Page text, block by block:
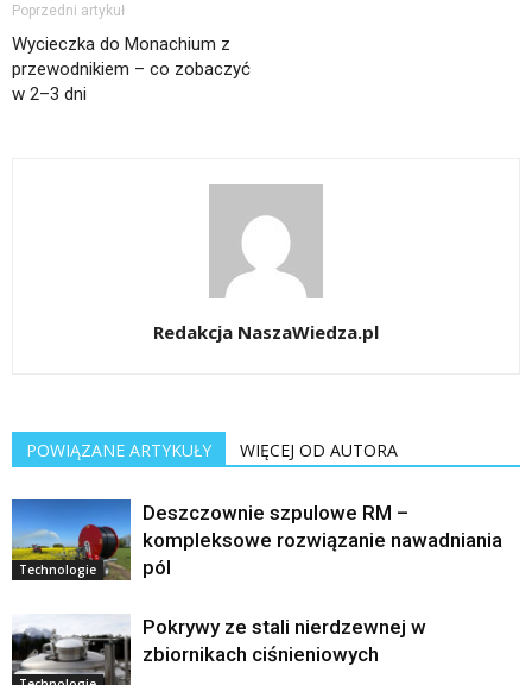
Poprzedni artykuł
Wycieczka do Monachium z
przewodnikiem – co zobaczyć
w 2–3 dni
Redakcja NaszaWiedza.pl
POWIĄZANE ARTYKUŁY WIĘCEJ OD AUTORA
Technologie
Deszczownie szpulowe RM –
kompleksowe rozwiązanie nawadniania
pól
Pokrywy ze stali nierdzewnej w
zbiornikach ciśnieniowych